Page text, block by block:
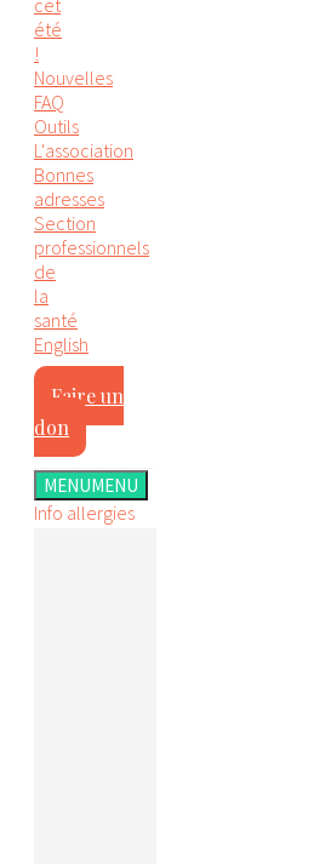
cet
été
!
Nouvelles
FAQ
Outils
L'association
Bonnes
adresses
Section
professionnels
de
la
santé
English
Faire un
don
MENUMENU
Info allergies